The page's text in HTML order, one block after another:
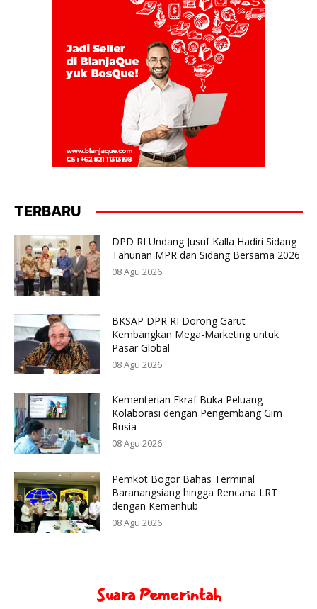
TERBARU
DPD RI Undang Jusuf Kalla Hadiri Sidang
Tahunan MPR dan Sidang Bersama 2026
08 Agu 2026
BKSAP DPR RI Dorong Garut
Kembangkan Mega-Marketing untuk
Pasar Global
08 Agu 2026
Kementerian Ekraf Buka Peluang
Kolaborasi dengan Pengembang Gim
Rusia
08 Agu 2026
Pemkot Bogor Bahas Terminal
Baranangsiang hingga Rencana LRT
dengan Kemenhub
08 Agu 2026
Suara Pemerintah